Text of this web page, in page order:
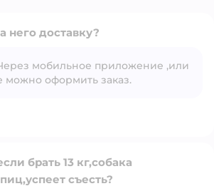
Открыть вопрос
него доставку?
мобильное приложение ,или
можно оформить заказ.
13 кг,собака
съесть?